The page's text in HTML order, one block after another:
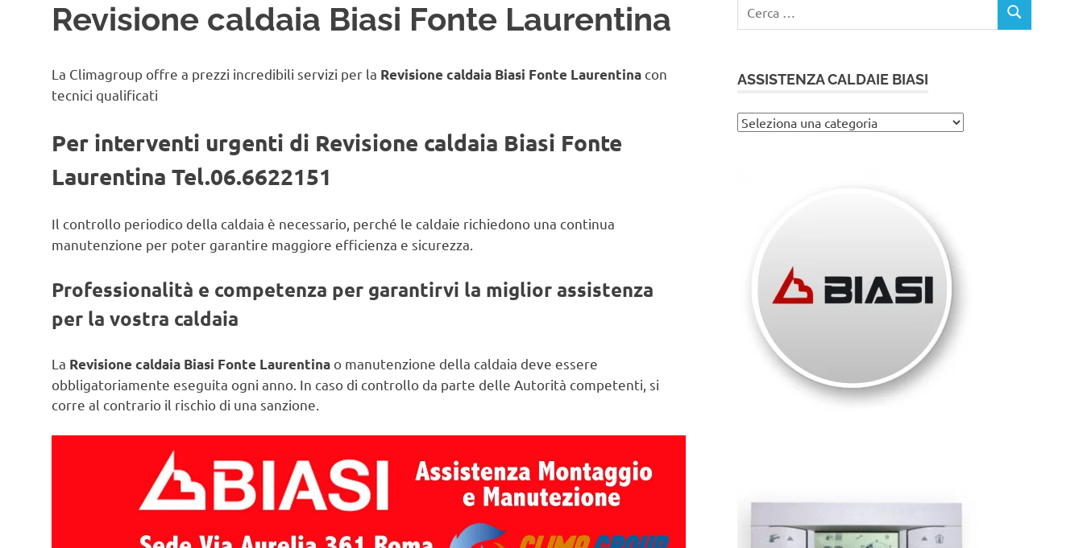
Revisione caldaia Biasi Fonte Laurentina
La Climagroup offre a prezzi incredibili servizi per la Revisione caldaia Biasi Fonte Laurentina con
tecnici qualificati
Per interventi urgenti di Revisione caldaia Biasi Fonte
Laurentina Tel.06.6622151
Il controllo periodico della caldaia è necessario, perché le caldaie richiedono una continua
manutenzione per poter garantire maggiore efficienza e sicurezza.
Professionalità e competenza per garantirvi la miglior assistenza
per la vostra caldaia
La Revisione caldaia Biasi Fonte Laurentina o manutenzione della caldaia deve essere
obbligatoriamente eseguita ogni anno. In caso di controllo da parte delle Autorità competenti, si
corre al contrario il rischio di una sanzione.
per:
CERCA
ASSISTENZA CALDAIE BIASI
Assistenza